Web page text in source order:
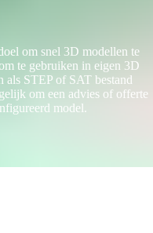
om snel 3D modellen te
te gebruiken in eigen 3D
STEP of SAT bestand
om een advies of offerte
model.